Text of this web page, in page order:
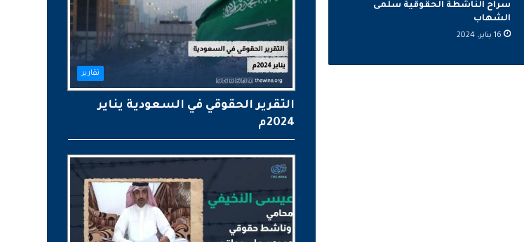
سراح الناشطة الحقوقية سلمى
الشهاب
16 يناير، 2024
تقارير
التقرير الحقوقي في السعودية يناير
2024م